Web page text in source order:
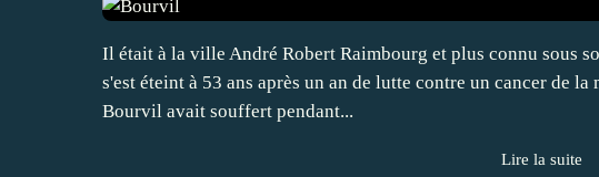
Il était à la ville André Robert Raimbourg et plus connu sous
s'est éteint à 53 ans après un an de lutte contre un cancer de
Bourvil avait souffert pendant...
Lire la suite